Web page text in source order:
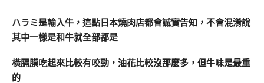
ハラミ是輸入牛，這點日本燒肉店都會誠實告知，不會混淆說
其中一樣是和牛就全部都是
橫膈膜吃起來比較有咬勁，油花比較沒那麼多，但牛味是最重
的